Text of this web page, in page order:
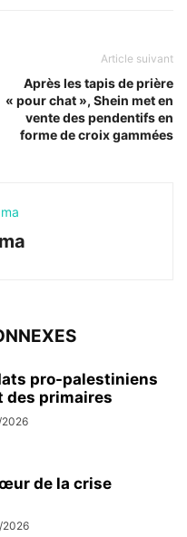
Article suivant
Après les tapis de prière
« pour chat », Shein met en
vente des pendentifs en
forme de croix gammées
pro-palestiniens
des primaires
de la crise